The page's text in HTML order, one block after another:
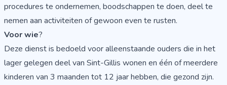
procedures te ondernemen, boodschappen te doen, deel te
nemen aan activiteiten of gewoon even te rusten.
Voor wie?
Deze dienst is bedoeld voor alleenstaande ouders die in het
lager gelegen deel van Sint-Gillis wonen en één of meerdere
kinderen van 3 maanden tot 12 jaar hebben, die gezond zijn.